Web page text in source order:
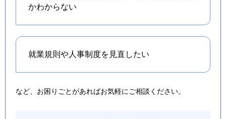
かわからない
就業規則や人事制度を 見直したい
など、お困りごとがあればお気軽にご相談ください。